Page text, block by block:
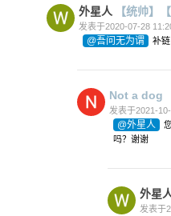
外星人 【统帅】
发表于2020-07-28
@吾问无为谓 补链
Not a dog
发表于2021-
@外星人
吗？谢谢
外星
发表于